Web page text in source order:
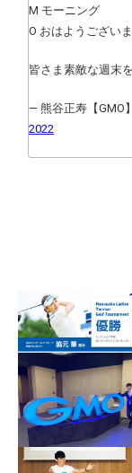
M モーニング
O おはようございま
皆さま素敵な週末
— 熊谷正寿【GMO】
2022